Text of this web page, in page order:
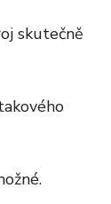
skutečně